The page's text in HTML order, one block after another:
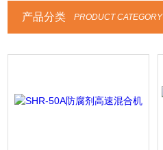
产品分类 PRODUCT CATEGORY